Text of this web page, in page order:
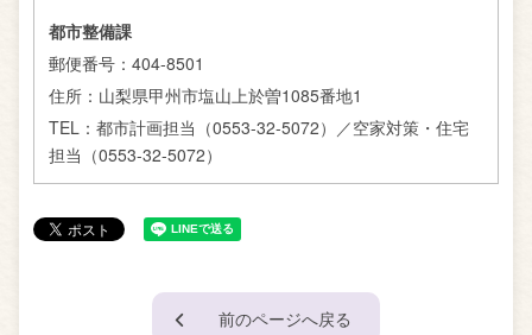
都市整備課
郵便番号： 404-8501
住所： 山梨県甲州市塩山上於曽1085番地1
TEL： 都市計画担当（0553-32-5072）／空家対策・住宅
担当（0553-32-5072）
前のページへ戻る